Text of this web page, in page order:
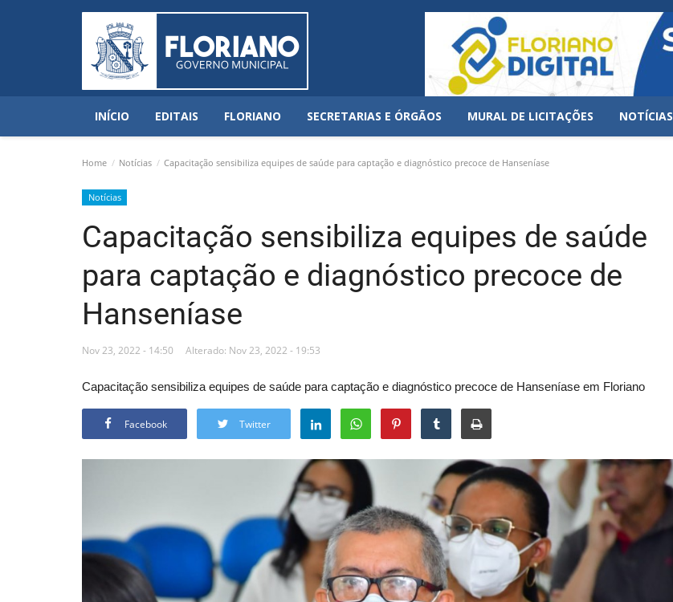
INÍCIO EDITAIS FLORIANO SECRETARIAS E ÓRGÃOS MURAL DE LICITAÇÕES NOTÍCIAS
Home Notícias Capacitação sensibiliza equipes de saúde para captação e diagnóstico precoce de Hanseníase
Notícias
Capacitação sensibiliza equipes de saúde
para captação e diagnóstico precoce de
Hanseníase
Nov 23, 2022 - 14:50 Alterado: Nov 23, 2022 - 19:53
Capacitação sensibiliza equipes de saúde para captação e diagnóstico precoce de Hanseníase em Floriano
Facebook Twitter